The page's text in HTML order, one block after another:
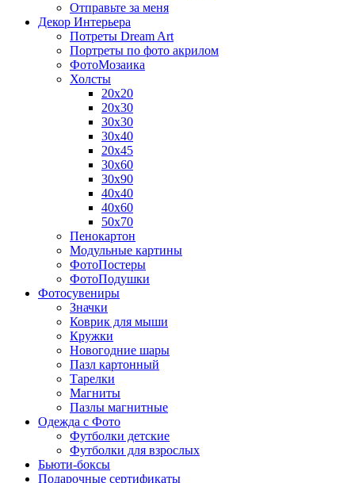
Отправьте за меня
Декор Интерьера
Потреты Dream Art
Портреты по фото акрилом
ФотоМозаика
Холсты
20х20
20х30
30х30
30х40
20х45
30х60
30х90
40х40
40х60
50х70
Пенокартон
Модульные картины
ФотоПостеры
ФотоПодушки
Фотоcувениры
Значки
Коврик для мыши
Кружки
Новогодние шары
Пазл картонный
Тарелки
Магниты
Пазлы магнитные
Одежда с Фото
Футболки детские
Футболки для взрослых
Бьюти-боксы
Подарочные сертификаты